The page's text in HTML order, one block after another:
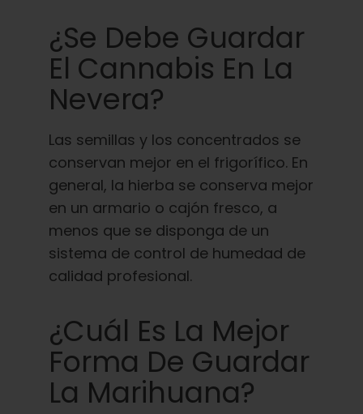
¿Se Debe Guardar
El Cannabis En La
Nevera?
Las semillas y los concentrados se
conservan mejor en el frigorífico. En
general, la hierba se conserva mejor
en un armario o cajón fresco, a
menos que se disponga de un
sistema de control de humedad de
calidad profesional.
¿Cuál Es La Mejor
Forma De Guardar
La Marihuana?